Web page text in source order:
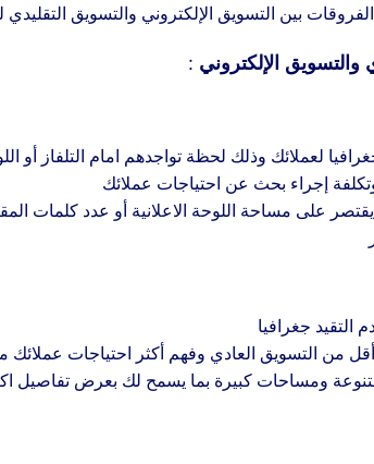
بين التسويق الإلكتروني والتسويق التقليدي
والتسويق الإلكتروني :
لعملائك وذلك لحظة تواجدهم امام التلفاز أو
وتكلفة إجراء بحث عن احتياجات عملائك
على مساحة اللوحة الاعلانية أو عدد كلمات
جغرافيا
من التسويق العادي وفهم أكثر احتياجات
ومساحات كبيرة بما يسمح لك بعرض تفاصيل